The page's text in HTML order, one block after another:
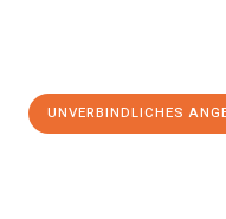
UNVERBINDLICHES